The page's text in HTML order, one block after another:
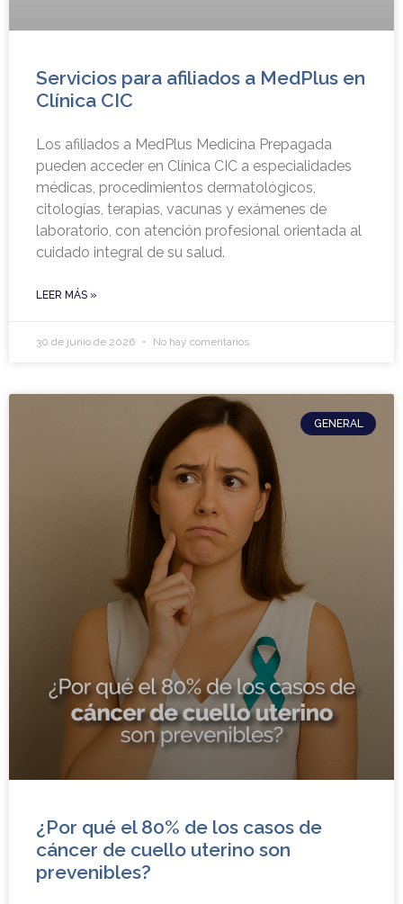
Servicios para afiliados a MedPlus en
Clínica CIC
Los afiliados a MedPlus Medicina Prepagada
pueden acceder en Clínica CIC a especialidades
médicas, procedimientos dermatológicos,
citologías, terapias, vacunas y exámenes de
laboratorio, con atención profesional orientada al
cuidado integral de su salud.
LEER MÁS »
30 de junio de 2026 No hay comentarios
GENERAL
¿Por qué el 80% de los casos de
cáncer de cuello uterino son
prevenibles?